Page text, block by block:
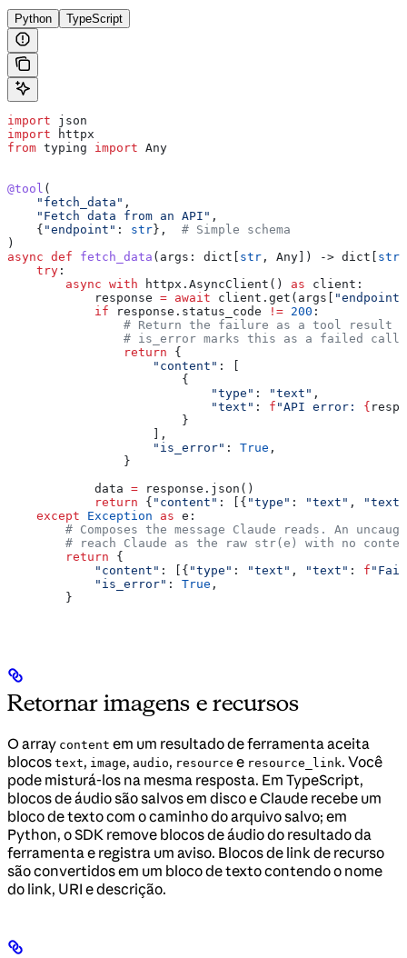
Python TypeScript
import json
import httpx
from typing import Any
@tool (
    "fetch_data"
,
    "Fetch data from an API"
,
    {
"endpoint" : str }, # Simple schema
)
async def fetch_data ( args : dict[ str , Any]) -> dict[ str
    try
:
        async
with httpx.AsyncClient() as client:
            response
= await client.get(args[
"endpoint"
            if
response.status_code != 200 :
# Return the failure as a tool result
# is_error marks this as a failed call
                return
{
                    "content"
: [
                        {
                            "type"
: "text" ,
                            "text"
: f "API error: {
                        }
                    ],
                    "is_error"
: True ,
                }
            data
= response.json()
            return
{ "content" : [{ "type" : "text" ,
"text"
    except
Exception as e:
# Composes the message Claude reads. An
# reach Claude as the raw str(e) with no
        return
{
            "content"
: [{ "type" : "text" , "text" : f
            "is_error"
: True ,
        }
Retornar imagens e recursos
O array content em um resultado de ferramenta aceita
blocos text, image, audio, resource e resource_link. Você
pode misturá-los na mesma resposta. Em TypeScript,
blocos de áudio são salvos em disco e Claude recebe um
bloco de texto com o caminho do arquivo salvo; em
Python, o SDK remove blocos de áudio do resultado da
ferramenta e registra um aviso. Blocos de link de recurso
são convertidos em um bloco de texto contendo o nome
do link, URI e descrição.